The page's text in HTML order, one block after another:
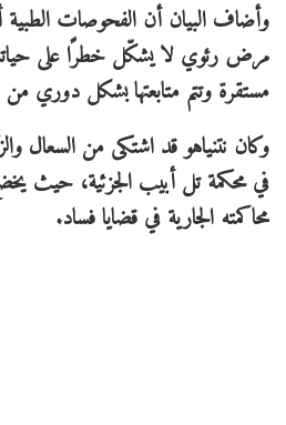
وأضاف البيان أن الفحوصات الطبية
مرض رئوي لا يشكّل خطرًا على
مستقرة وتتم متابعتها بشكل دوري من
وكان نتنياهو قد اشتكى من السعال
في محكمة تل أبيب الجزئية، حيث
محاكمته الجارية في قضايا فساد.